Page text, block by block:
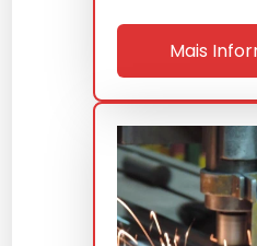
Mais